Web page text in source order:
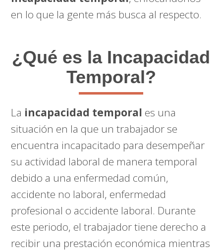
en lo que la gente más busca al respecto.
¿Qué es la Incapacidad
Temporal?
La incapacidad temporal es una
situación en la que un trabajador se
encuentra incapacitado para desempeñar
su actividad laboral de manera temporal
debido a una enfermedad común,
accidente no laboral, enfermedad
profesional o accidente laboral. Durante
este periodo, el trabajador tiene derecho a
recibir una prestación económica mientras